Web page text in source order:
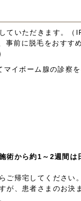
ていただきます。（
事前に脱毛をおすす
イボーム腺の診察を
術から約1～2週間は
ご帰宅してください
が、患者さまのお決